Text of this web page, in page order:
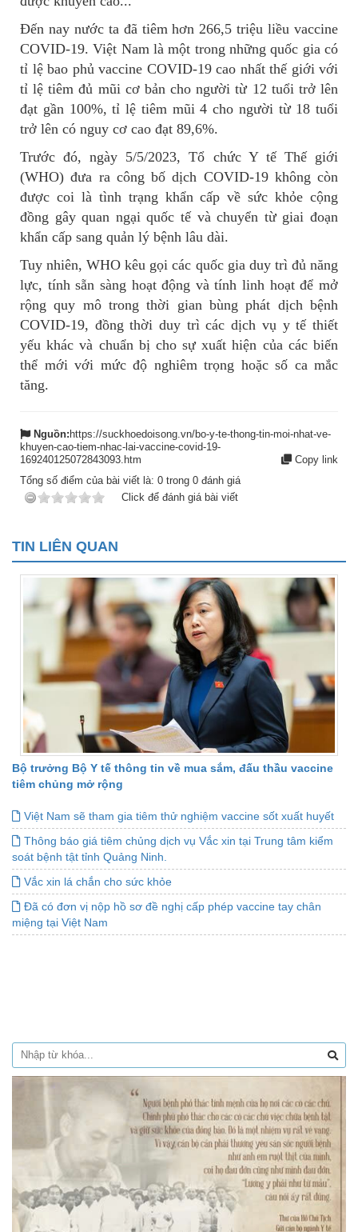
Đến nay nước ta đã tiêm hơn 266,5 triệu liều vaccine
COVID-19. Việt Nam là một trong những quốc gia có
tỉ lệ bao phủ vaccine COVID-19 cao nhất thế giới với
tỉ lệ tiêm đủ mũi cơ bản cho người từ 12 tuổi trở lên
đạt gần 100%, tỉ lệ tiêm mũi 4 cho người từ 18 tuổi
trở lên có nguy cơ cao đạt 89,6%.
Trước đó, ngày 5/5/2023, Tổ chức Y tế Thế giới
(WHO) đưa ra công bố dịch COVID-19 không còn
được coi là tình trạng khẩn cấp về sức khỏe cộng
đồng gây quan ngại quốc tế và chuyển từ giai đoạn
khẩn cấp sang quản lý bệnh lâu dài.
Tuy nhiên, WHO kêu gọi các quốc gia duy trì đủ năng
lực, tính sẵn sàng hoạt động và tính linh hoạt để mở
rộng quy mô trong thời gian bùng phát dịch bệnh
COVID-19, đồng thời duy trì các dịch vụ y tế thiết
yếu khác và chuẩn bị cho sự xuất hiện của các biến
thể mới với mức độ nghiêm trọng hoặc số ca mắc
tăng.
Nguồn: https://suckhoedoisong.vn/bo-y-te-thong-tin-moi-nhat-ve-
khuyen-cao-tiem-nhac-lai-vaccine-covid-19-
169240125072843093.htm
Copy link
Tổng số điểm của bài viết là: 0 trong 0 đánh giá
Click để đánh giá bài viết
TIN LIÊN QUAN
Bộ trưởng Bộ Y tế thông tin về mua sắm, đấu thầu vaccine
tiêm chủng mở rộng
Việt Nam sẽ tham gia tiêm thử nghiệm vaccine sốt xuất huyết
Thông báo giá tiêm chủng dịch vụ Vắc xin tại Trung tâm kiểm
soát bệnh tật tỉnh Quảng Ninh.
Vắc xin lá chắn cho sức khỏe
Đã có đơn vị nộp hồ sơ đề nghị cấp phép vaccine tay chân
miệng tại Việt Nam